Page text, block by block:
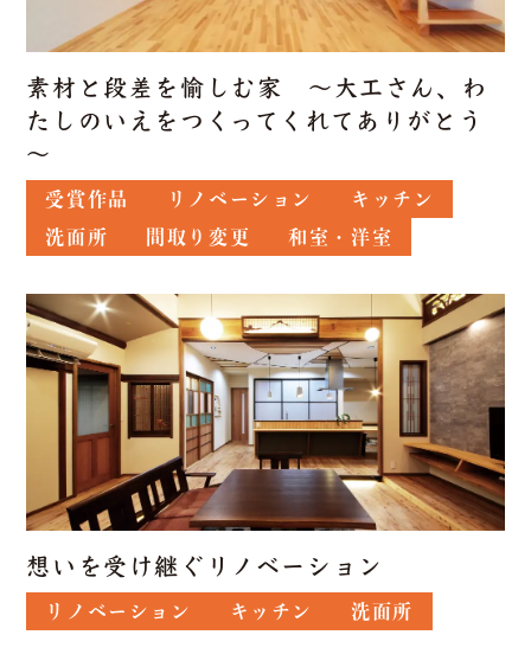
素材と段差を愉しむ家 ～大工さん、わ
たしのいえをつくってくれてありがとう
～
受賞作品 リノベーション
キッチン
洗面所
間取り変更 和室・洋室
想いを受け継ぐリノベーション
リノベーション キッチン 洗面所